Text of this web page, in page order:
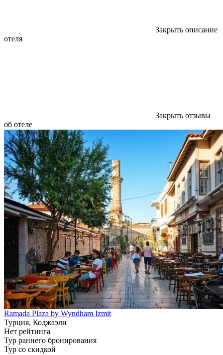
Закрыть описание
отеля
Закрыть отзывы
об отеле
Ramada Plaza by Wyndham Izmit
Турция, Коджаэли
Нет рейтинга
Тур раннего бронирования
Тур со скидкой